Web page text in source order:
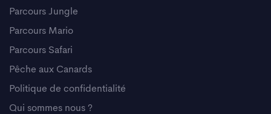
Parcours Jungle
Parcours Mario
Parcours Safari
Pêche aux Canards
Politique de confidentialité
Qui sommes nous ?